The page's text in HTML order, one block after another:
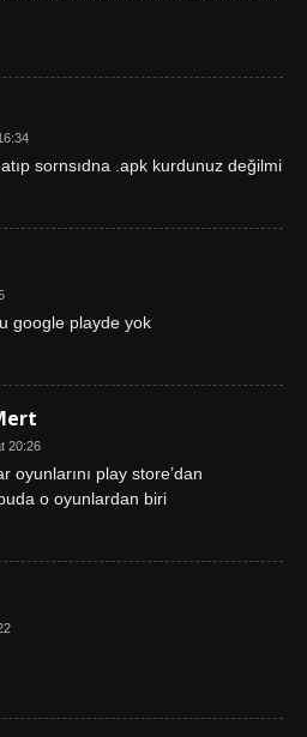
sornsıdna .apk kurdunuz değilmi
google playde yok
20:26
oyunlarını play store’dan
o oyunlardan biri